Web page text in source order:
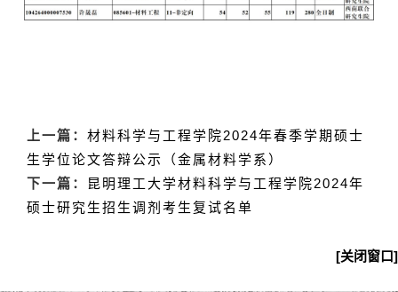
上一篇： 材料科学与工程学院2024年春季学期硕士
生学位论文答辩公示（金属材料学系）
下一篇：
昆明理工大学材料科学与工程学院2024年
硕士研究生招生调剂考生复试名单
[关闭窗口]